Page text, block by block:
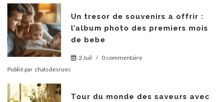
Un tresor de souvenirs a offrir :
l’album photo des premiers mois
de bebe
2 Juil / 0 commentaire
Publié par chatsdesrues
Tour du monde des saveurs avec